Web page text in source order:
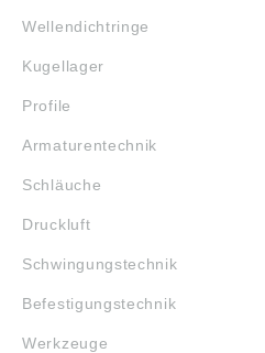
Wellendichtringe
Kugellager
Profile
Armaturentechnik
Schläuche
Druckluft
Schwingungstechnik
Befestigungstechnik
Werkzeuge